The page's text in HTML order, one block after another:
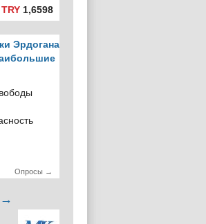
TRY1,6598
Эрдогана
Опросы →
→